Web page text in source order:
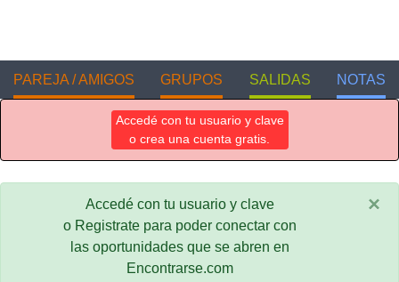
PAREJA / AMIGOS GRUPOS SALIDAS NOTAS
Accedé con tu usuario y clave
o crea una cuenta gratis.
Accedé con tu usuario y clave
o Registrate para poder conectar con
las oportunidades que se abren en
Encontrarse.com
×